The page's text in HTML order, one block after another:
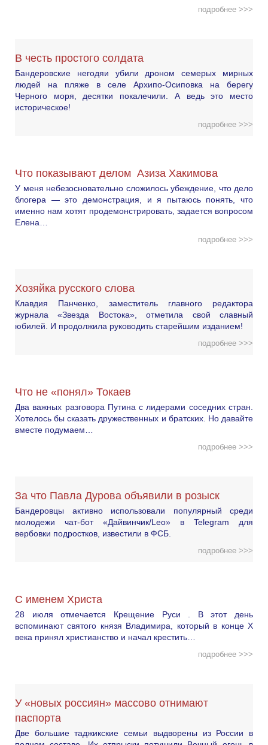
подробнее >>>
В честь простого солдата
Бандеровские негодяи убили дроном семерых мирных
людей на пляже в селе Архипо-Осиповка на берегу
Черного моря, десятки покалечили. А ведь это место
историческое!
подробнее >>>
Что показывают делом Азиза Хакимова
У меня небезосновательно сложилось убеждение, что дело
блогера — это демонстрация, и я пытаюсь понять, что
именно нам хотят продемонстрировать, задается вопросом
Елена…
подробнее >>>
Хозяйка русского слова
Клавдия Панченко, заместитель главного редактора
журнала «Звезда Востока», отметила свой славный
юбилей. И продолжила руководить старейшим изданием!
подробнее >>>
Что не «понял» Токаев
Два важных разговора Путина с лидерами соседних стран.
Хотелось бы сказать дружественных и братских. Но давайте
вместе подумаем…
подробнее >>>
За что Павла Дурова объявили в розыск
Бандеровцы активно использовали популярный среди
молодежи чат-бот «Дайвинчик/Leo» в Telegram для
вербовки подростков, известили в ФСБ.
подробнее >>>
С именем Христа
28 июля отмечается Крещение Руси . В этот день
вспоминают святого князя Владимира, который в конце X
века принял христианство и начал крестить…
подробнее >>>
У «новых россиян» массово отнимают
паспорта
Две большие таджикские семьи выдворены из России в